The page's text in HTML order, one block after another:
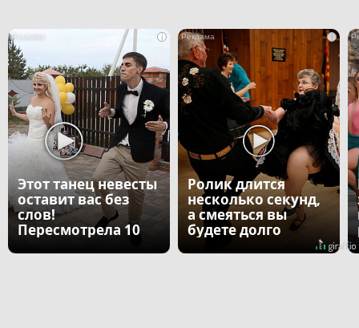
i
Этот танец невесты
оставит вас без
слов!
Пересмотрела 10
i
Ролик длится
несколько секунд,
а смеяться вы
будете долго